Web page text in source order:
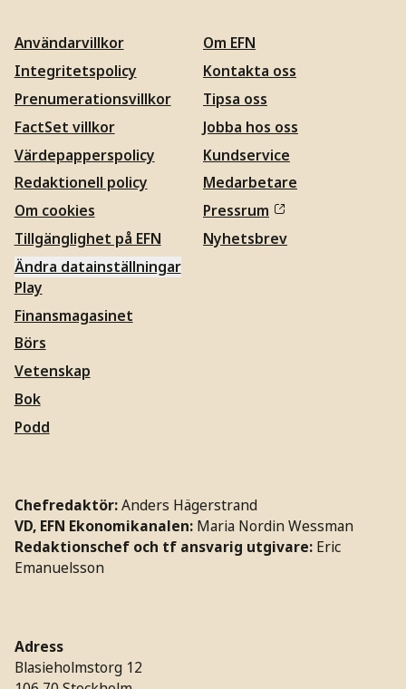
Användarvillkor
Integritetspolicy
Prenumerationsvillkor
FactSet villkor
Värdepapperspolicy
Redaktionell policy
Om cookies
Tillgänglighet på EFN
Ändra datainställningar
Om EFN
Kontakta oss
Tipsa oss
Jobba hos oss
Kundservice
Medarbetare
Pressrum
Nyhetsbrev
Play
Finansmagasinet
Börs
Vetenskap
Bok
Podd
Chefredaktör:Anders Hägerstrand
VD, EFN Ekonomikanalen: Maria Nordin Wessman
Redaktionschef och tf ansvarig utgivare: Eric
Emanuelsson
Adress
Blasieholmstorg 12